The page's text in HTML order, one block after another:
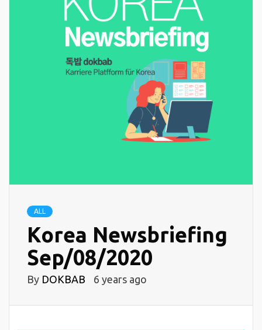
ALL
Korea Newsbriefing
Sep/08/2020
By DOKBAB 6 years ago